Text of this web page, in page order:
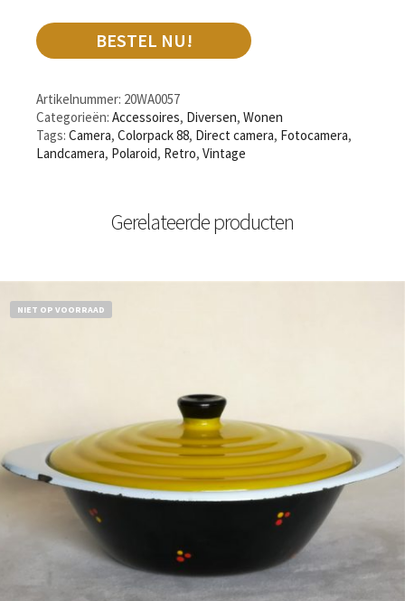
BESTEL NU!
Artikelnummer: 20WA0057
Categorieën: Accessoires, Diversen, Wonen
Tags: Camera, Colorpack 88, Direct camera, Fotocamera,
Landcamera, Polaroid, Retro, Vintage
Gerelateerde producten
NIET OP VOORRAAD